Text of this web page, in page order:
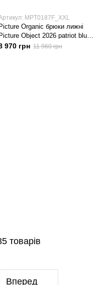
MPT0187F_XXL
Picture Organic брюки лижні
Picture Object 2026 patriot blue
970 грн 11 960 грн
товарів
Вперед